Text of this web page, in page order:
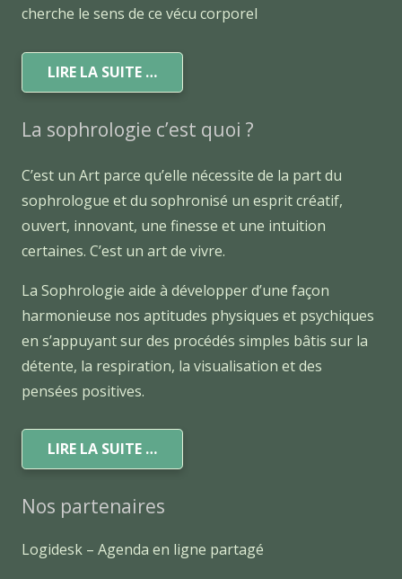
cherche le sens de ce vécu corporel
LIRE LA SUITE …
La sophrologie c’est quoi ?
C’est un Art parce qu’elle nécessite de la part du
sophrologue et du sophronisé un esprit créatif,
ouvert, innovant, une finesse et une intuition
certaines. C’est un art de vivre.
La Sophrologie aide à développer d’une façon
harmonieuse nos aptitudes physiques et psychiques
en s’appuyant sur des procédés simples bâtis sur la
détente, la respiration, la visualisation et des
pensées positives.
LIRE LA SUITE …
Nos partenaires
Logidesk – Agenda en ligne partagé